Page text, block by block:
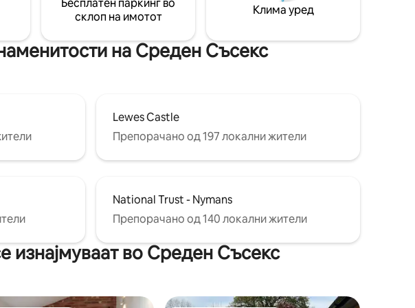
Бесплатен паркинг во
склоп на имотот
Клима уред
на Среден Съсекс
Lewes Castle
Препорачано од 197 локални жители
National Trust - Nymans
Препорачано од 140 локални жители
во Среден Съсекс